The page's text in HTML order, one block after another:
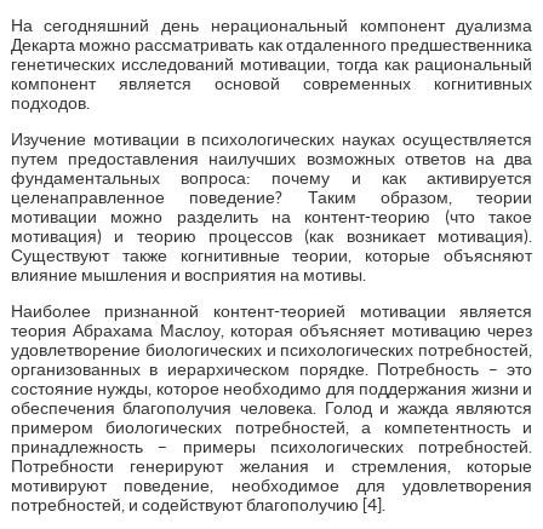
На сегодняшний день нерациональный компонент дуализма
Декарта можно рассматривать как отдаленного предшественника
генетических исследований мотивации, тогда как рациональный
компонент является основой современных когнитивных
подходов.
Изучение мотивации в психологических науках осуществляется
путем предоставления наилучших возможных ответов на два
фундаментальных вопроса: почему и как активируется
целенаправленное поведение? Таким образом, теории
мотивации можно разделить на контент-теорию (что такое
мотивация) и теорию процессов (как возникает мотивация).
Существуют также когнитивные теории, которые объясняют
влияние мышления и восприятия на мотивы.
Наиболее признанной контент-теорией мотивации является
теория Абрахама Маслоу, которая объясняет мотивацию через
удовлетворение биологических и психологических потребностей,
организованных в иерархическом порядке. Потребность – это
состояние нужды, которое необходимо для поддержания жизни и
обеспечения благополучия человека. Голод и жажда являются
примером биологических потребностей, а компетентность и
принадлежность – примеры психологических потребностей.
Потребности генерируют желания и стремления, которые
мотивируют поведение, необходимое для удовлетворения
потребностей, и содействуют благополучию [4].